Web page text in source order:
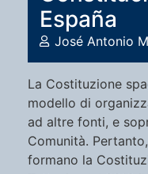
España
José Antonio
La Costituzione
modello di
ad altre fonti, e
Comunità.
formano la